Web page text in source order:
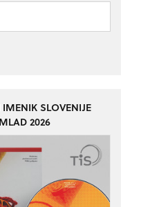
IMENIK SLOVENIJE
2026